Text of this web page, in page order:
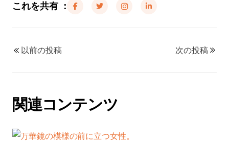
これを共有 ：
以前の投稿 次の投稿
関連コンテンツ